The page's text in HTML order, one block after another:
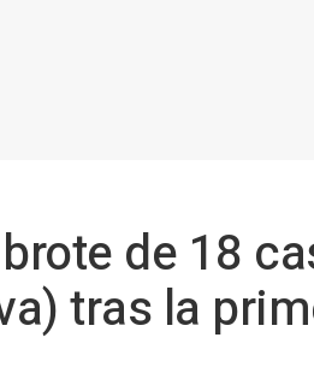
de 18
tras la